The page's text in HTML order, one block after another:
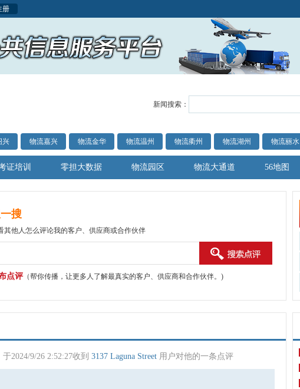
册
新闻搜索：
兴 物流嘉兴 物流金华 物流温州 物流衢州 物流湖州 物流丽水
证培训 零担大数据 物流园区 物流大通道 56地图
搜
其他人怎么评论我的客户、供应商或合作伙伴
点评（帮你传播，让更多人了解最真实的客户、供应商和合作伙伴。)
于2024/9/26 2:52:27收到 3137 Laguna Street 用户对他的一条点评